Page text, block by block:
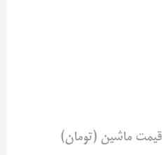
قیمت ماشین (تومان)